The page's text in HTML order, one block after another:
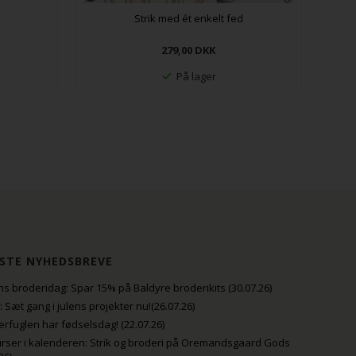
Strik med ét enkelt fed
279,00 DKK
På lager
NYHEDSBREVE
broderidag: Spar 15% på Baldyre broderikits (30.07.26)
Sæt gang i julens projekter nu!(26.07.26)
har fødselsdag! (22.07.26)
i kalenderen: Strik og broderi på Oremandsgaard Gods